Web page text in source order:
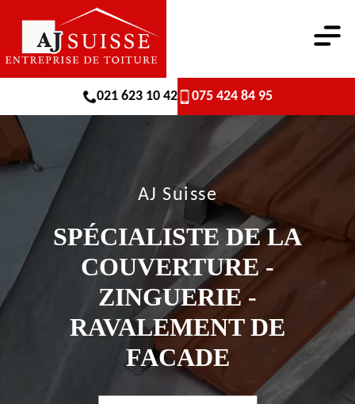
021 623 10 42 075 424 84 95
AJ Suisse
SPÉCIALISTE DE LA
COUVERTURE -
ZINGUERIE -
RAVALEMENT DE
FACADE